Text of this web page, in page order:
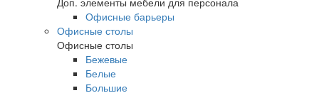
Офисные барьеры
Офисные столы
Офисные столы
Бежевые
Белые
Большие